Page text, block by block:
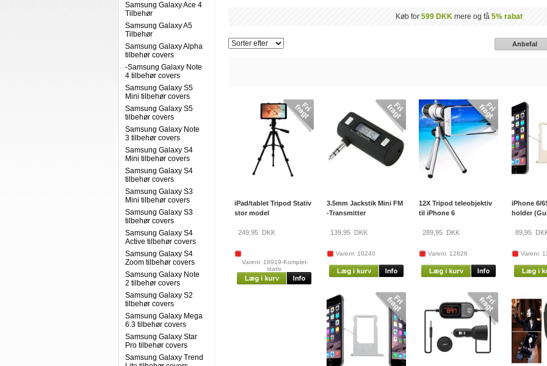
Samsung Galaxy Ace 4
Tilbehør
Samsung Galaxy A5
Tilbehør
Samsung Galaxy Alpha
tilbehør covers
-Samsung Galaxy Note
4 tilbehør covers
Samsung Galaxy S5
Mini tilbehør covers
Samsung Galaxy S5
tilbehør covers
Samsung Galaxy Note
3 tilbehør covers
Samsung Galaxy S4
Mini tilbehør covers
Samsung Galaxy S4
tilbehør covers
Samsung Galaxy S3
Mini tilbehør covers
Samsung Galaxy S3
tilbehør covers
Samsung Galaxy S4
Active tilbehør covers
Samsung Galaxy S4
Zoom tilbehør covers
Samsung Galaxy Note
2 tilbehør covers
Samsung Galaxy S2
tilbehør covers
Samsung Galaxy Mega
6.3 tilbehør covers
Samsung Galaxy Star
Pro tilbehør covers
Samsung Galaxy Trend
Køb for 599 DKKmere og få 5% rabat
Anbefal
iPad/tablet Tripod Stativ
stor model
249,95 DKK
Varenr. 18919-Komplet-
stativ
3.5mm Jackstik Mini FM
-Transmitter
139,95 DKK
Varenr. 10240
12X Tripod teleobjektiv
til iPhone 6
289,95 DKK
Varenr. 12826
iPhone 6/
holder
89,95
Varenr.